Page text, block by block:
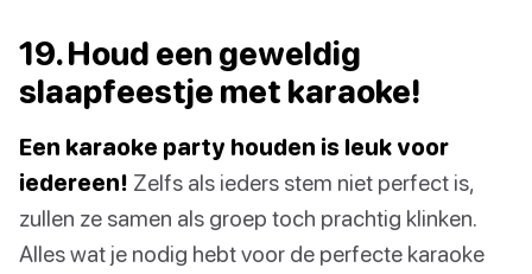
19. Houd een geweldig
slaapfeestje met karaoke!
Een karaoke party houden is leuk voor
iedereen! Zelfs als ieders stem niet perfect is,
zullen ze samen als groep toch prachtig klinken.
Alles wat je nodig hebt voor de perfecte karaoke